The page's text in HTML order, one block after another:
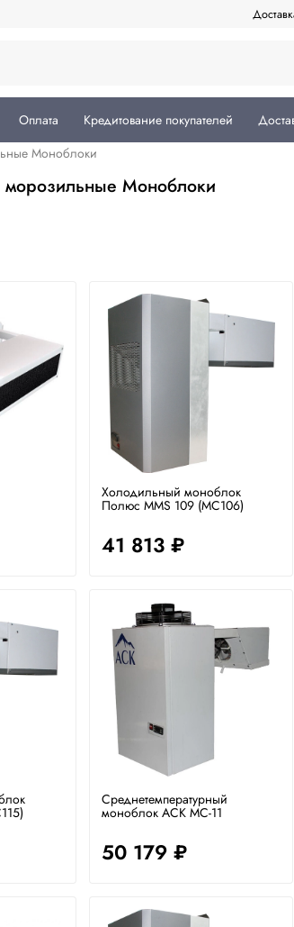
Оплата Кредитование покупателей
Моноблоки
Моноблоки
Холодильный моноблок
Полюс MMS 109 (MC106)
41 813 ₽
Среднетемпературный
моноблок АСК МС-11
50 179 ₽